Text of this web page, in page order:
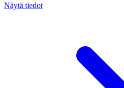
Näytä tiedot